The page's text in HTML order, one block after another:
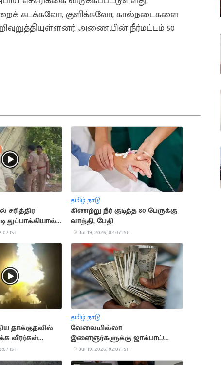
கடக்கவோ, குளிக்கவோ, கால்நடைகளை
அணையின் நீர்மட்டம் 50
துப்பாக்கியால்
IST
தமிழ் நாடு
கிணற்று நீர் குடித்த 80 பேருக்கு
வாந்தி, பேதி
Jul 19, 2026, 02:07 IST
தாக்குதலில்
வீரர்கள்
IST
தமிழ் நாடு
வேலையில்லா
இளைஞர்களுக்கு ஜாக்பாட்!
உதவித்தொகை ரூ.4,000 ஆக
உயர்கிறது
Jul 19, 2026, 02:07 IST